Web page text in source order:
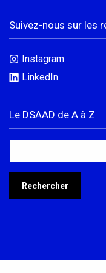
Universités
Écoles
LinkedIn
Suivez-nous sur les
Instagram
LinkedIn
Le DSAAD de A à Z